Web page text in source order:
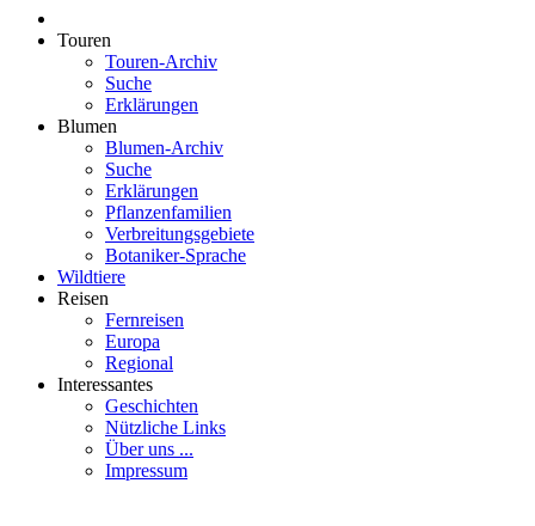
Touren
Touren-Archiv
Suche
Erklärungen
Blumen
Blumen-Archiv
Suche
Erklärungen
Pflanzenfamilien
Verbreitungsgebiete
Botaniker-Sprache
Wildtiere
Reisen
Fernreisen
Europa
Regional
Interessantes
Geschichten
Nützliche Links
Über uns ...
Impressum